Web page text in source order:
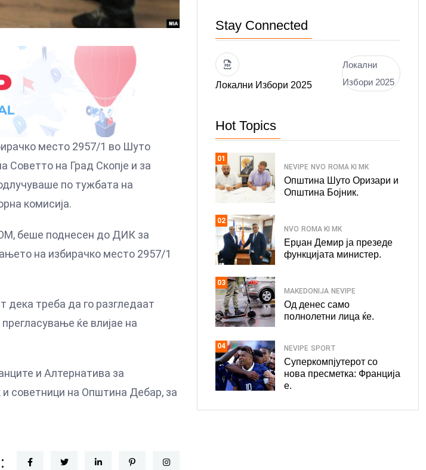
место 2957/1 во Шуто
Советто на Град Скопје и за
по тужбата на
комисија.
беше поднесен до ДИК за
на избирачко место 2957/1
дека треба да го разгледаат
ќе влијае на
и Алтернатива за
советници на Општина Дебар, за
Stay Connected
Локални Избори 2025
Локални
Избори 2025
Hot Topics
01
NEVIPE NVO ROMA KI MK
Општина Шуто Оризари и
Општина Бојник.
02
NVO ROMA KI MK
Ерџан Демир ја презеде
функцијата министер.
03
MAKEDONIJA NEVIPE
Од денес само
полнолетни лица ќе.
04 NEVIPE SPORT
Суперкомпјутерот со
нова пресметка: Франција
е.